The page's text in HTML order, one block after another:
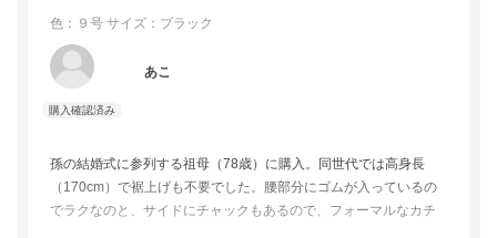
色：９号 サイズ：ブラック
あこ
孫の結婚式に参列する祖母（78歳）に購入。同世代では高身長
（170cm）で裾上げも不要でした。腰部分にゴムが入っているの
でラクなのと、サイドにチャックもあるので、フォーマルなカチ